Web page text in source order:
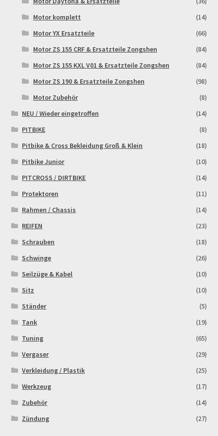
Rennserien-Veranstalter
Reset Password
Sign Up
Términos y Condiciones Generales
Versandarten
Widerrufsbelehrung & -formular
Zahlung & Versand
Zahlungsarten
Motor komplett
(14)
Motor YX Ersatzteile
(66)
Motor ZS 155 CRF & Ersatzteile Zongshen
(84)
Motor ZS 155 KXL V01 & Ersatzteile Zongshen
(84)
Motor ZS 190 & Ersatzteile Zongshen
(98)
Motor Zubehör
(8)
NEU / Wieder eingetroffen
(14)
PITBIKE
(8)
Pitbike & Cross Bekleidung Groß & Klein
(18)
Pitbike Junior
(10)
PITCROSS / DIRTBIKE
(14)
Protektoren
(11)
Rahmen / Chassis
(14)
REIFEN
(23)
Schrauben
(18)
Schwinge
(26)
Seilzüge & Kabel
(10)
Sitz
(10)
Ständer
(5)
Tank
(19)
Tuning
(65)
Vergaser
(29)
Verkleidung / Plastik
(25)
Werkzeug
(17)
Zubehör
(14)
Zündung
(27)